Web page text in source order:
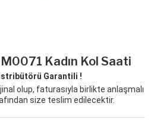
Kadın Kol Saati
Garantili !
olup, faturasıyla birlikte anlaşmalı
size teslim edilecektir.